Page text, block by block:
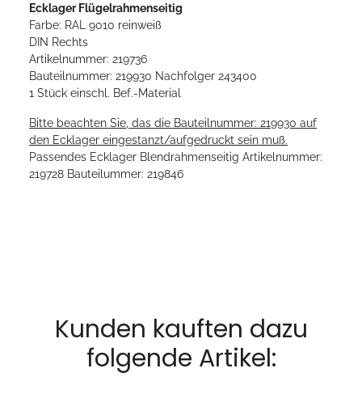
Ecklager Flügelrahmenseitig
Farbe: RAL 9010 reinweiß
DIN Rechts
Artikelnummer: 219736
Bauteilnummer: 219930 Nachfolger 243400
1 Stück einschl. Bef.-Material
Bitte beachten Sie, das die Bauteilnummer: 219930 auf
den Ecklager eingestanzt/aufgedruckt sein muß.
Passendes Ecklager Blendrahmenseitig Artikelnummer:
219728 Bauteilummer: 219846
Kunden kauften dazu
folgende Artikel: